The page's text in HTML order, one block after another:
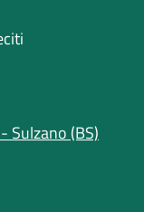
Sulzano (BS)